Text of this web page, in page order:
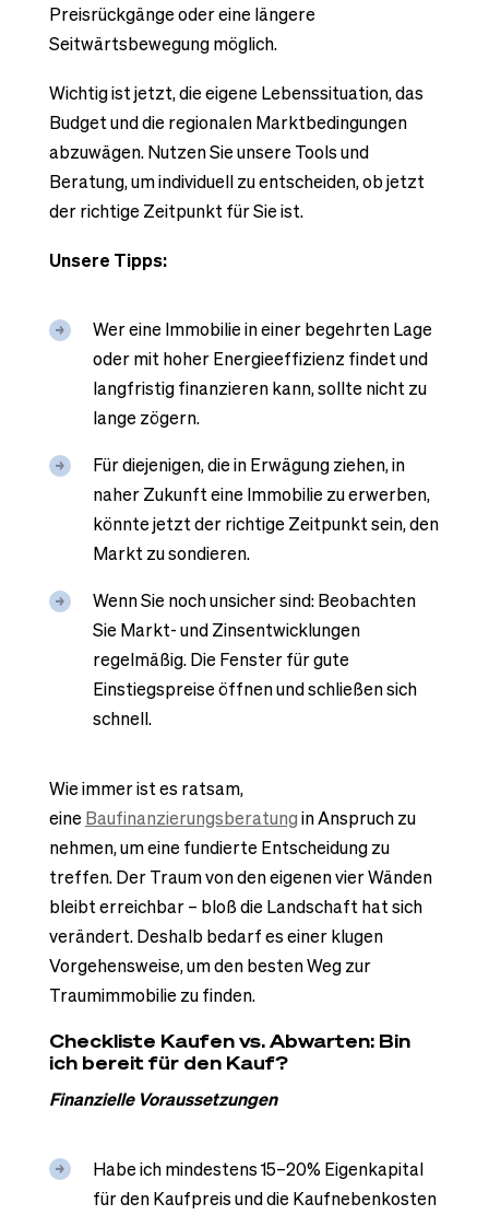
Preisrückgänge oder eine längere
Seitwärtsbewegung möglich.
Wichtig ist jetzt, die eigene Lebenssituation, das
Budget und die regionalen Marktbedingungen
abzuwägen. Nutzen Sie unsere Tools und
Beratung, um individuell zu entscheiden, ob jetzt
der richtige Zeitpunkt für Sie ist.
Unsere Tipps:
Wer eine Immobilie in einer begehrten Lage
oder mit hoher Energieeffizienz findet und
langfristig finanzieren kann, sollte nicht zu
lange zögern.
Für diejenigen, die in Erwägung ziehen, in
naher Zukunft eine Immobilie zu erwerben,
könnte jetzt der richtige Zeitpunkt sein, den
Markt zu sondieren.
Wenn Sie noch unsicher sind: Beobachten
Sie Markt- und Zinsentwicklungen
regelmäßig. Die Fenster für gute
Einstiegspreise öffnen und schließen sich
schnell.
Wie immer ist es ratsam,
eine Baufinanzierungsberatungin Anspruch zu
nehmen, um eine fundierte Entscheidung zu
treffen. Der Traum von den eigenen vier Wänden
bleibt erreichbar – bloß die Landschaft hat sich
verändert. Deshalb bedarf es einer klugen
Vorgehensweise, um den besten Weg zur
Traumimmobilie zu finden.
Checkliste Kaufen vs. Abwarten: Bin
ich bereit für den Kauf?
Finanzielle Voraussetzungen
Habe ich mindestens 15–20% Eigenkapital
für den Kaufpreis und die Kaufnebenkosten